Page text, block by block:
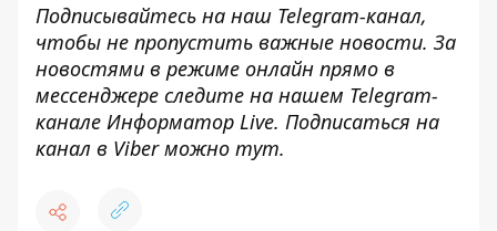
Подписывайтесь на наш Telegram-канал,
чтобы не пропустить важные новости. За
новостями в режиме онлайн прямо в
мессенджере следите на нашем Telegram-
канале Информатор Live. Подписаться на
канал в Viber можно тут.